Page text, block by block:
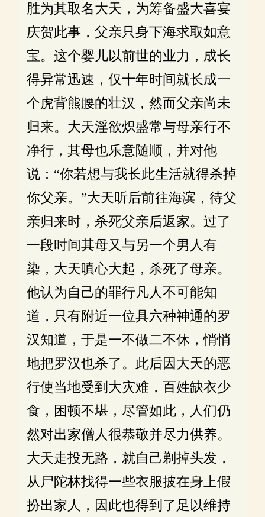
胜为其取名大天，为筹备盛大喜宴
庆贺此事，父亲只身下海求取如意
宝。这个婴儿以前世的业力，成长
得异常迅速，仅十年时间就长成一
个虎背熊腰的壮汉，然而父亲尚未
归来。大天淫欲炽盛常与母亲行不
净行，其母也乐意随顺，并对他
说：“你若想与我长此生活就得杀掉
你父亲。”大天听后前往海滨，待父
亲归来时，杀死父亲后返家。过了
一段时间其母又与另一个男人有
染，大天嗔心大起，杀死了母亲。
他认为自己的罪行凡人不可能知
道，只有附近一位具六种神通的罗
汉知道，于是一不做二不休，悄悄
地把罗汉也杀了。此后因大天的恶
行使当地受到大灾难，百姓缺衣少
食，困顿不堪，尽管如此，人们仍
然对出家僧人很恭敬并尽力供养。
大天走投无路，就自己剃掉头发，
从尸陀林找得一些衣服披在身上假
扮出家人，因此也得到了足以维持